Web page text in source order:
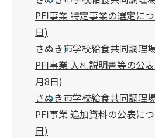
PFI事業 特定事業の選定に
日)
さぬき市学校給食共同調理
PFI事業 入札説明書等の公
月8日)
さぬき市学校給食共同調理
PFI事業 追加資料の公表に
日)